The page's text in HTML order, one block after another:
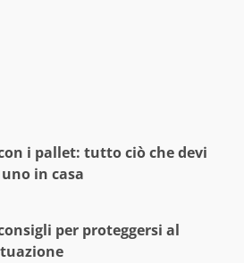
i pallet: tutto ciò che devi
in casa
per proteggersi al